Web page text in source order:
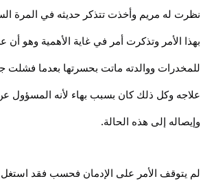
نظرت له مريم وأخذت تتذكر حديثه في المرة
بهذا الأمر وتذكرت أمر في غاية الأهمية وهو أن
للمخدرات ووالدته ماتت بحسرتها بعدما فشلت
علاجه وكل ذلك كان بسبب بهاء لأنه المسؤول
وإيصاله إلى هذه الحالة.
لم يتوقف الأمر على الإدمان فحسب فقد استغل